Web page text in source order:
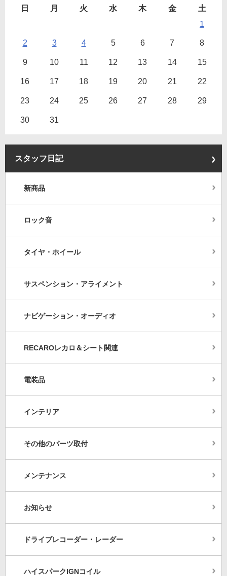
日 月 火 水 木 金
土
1
2 3 4 5 6 7 8
9 10 11 12 13 14 15
16 17 18 19 20 21 22
23 24 25 26 27 28 29
30 31
スタッフ日記
新商品
ロック音
タイヤ・ホイール
サスペンション・アライメント
ナビゲーション・オーディオ
RECAROレカロ＆シート関連
電装品
インテリア
その他のパーツ取付
メンテナンス
お知らせ
ドライブレコーダー・レーダー
ハイスパークIGNコイル